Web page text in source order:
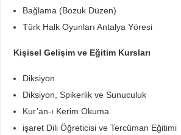
Bağlama (Bozuk Düzen)
Türk Halk Oyunları Antalya Yöresi
Kişisel Gelişim ve Eğitim Kursları
Diksiyon
Diksiyon, Spikerlik ve Sunuculuk
Kur’an-ı Kerim Okuma
işaret Dili Öğreticisi ve Tercüman Eğitimi